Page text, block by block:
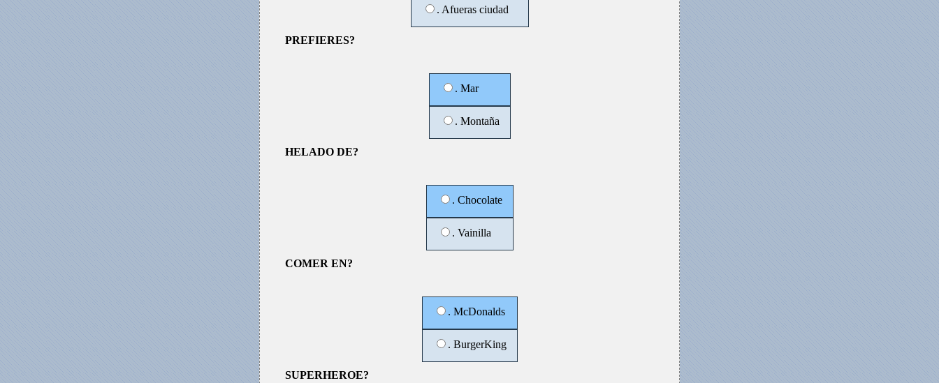
. Afueras ciudad
PREFIERES?
. Mar
. Montaña
HELADO DE?
. Chocolate
. Vainilla
COMER EN?
. McDonalds
. BurgerKing
SUPERHEROE?